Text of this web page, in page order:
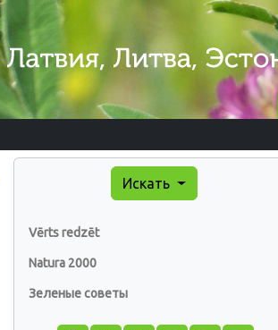
Искать
Vērts redzēt
Natura 2000
Зеленые советы